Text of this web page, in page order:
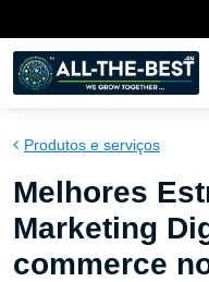
Produtos e serviços
Melhores
Marketing
commerce